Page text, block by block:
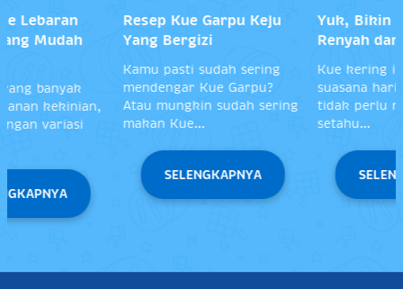
Yuk, Bikin Kue Kering
Renyah dan Enak!
Kue kering identik dengan
suasana hari raya, padahal
tidak perlu menunggu
setahu...
SELENGKAPNYA
Bahan Kue Kering yang
Sehat Bernutrisi
Bahan-bahan seperti gula
pasir, telur dan mentega
sering digunakan untuk
SELENGKAPNYA